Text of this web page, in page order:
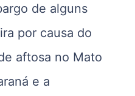
de alguns
por causa do
aftosa no Mato
e a